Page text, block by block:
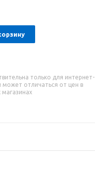
только для интернет-
может отличаться от цен в
магазинах